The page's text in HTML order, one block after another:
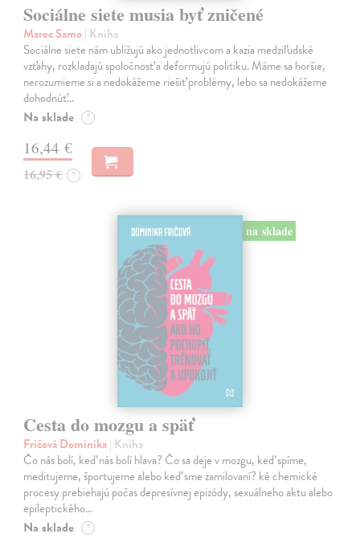
Sociálne siete musia byť zničené
Marec Samo| Kniha
Sociálne siete nám ubližujú ako jednotlivcom a kazia medziľudské
vzťahy, rozkladajú spoločnosť a deformujú politiku. Máme sa horšie,
nerozumieme si a nedokážeme riešiť problémy, lebo sa nedokážeme
dohodnúť…
Na sklade ?
16,44 €
16,95 € ?
na sklade
Cesta do mozgu a späť
Fričová Dominika| Kniha
Čo nás bolí, keď nás bolí hlava? Čo sa deje v mozgu, keď spíme,
meditujeme, športujeme alebo keď sme zamilovaní? ké chemické
procesy prebiehajú počas depresívnej epizódy, sexuálneho aktu alebo
epileptického…
Na sklade ?